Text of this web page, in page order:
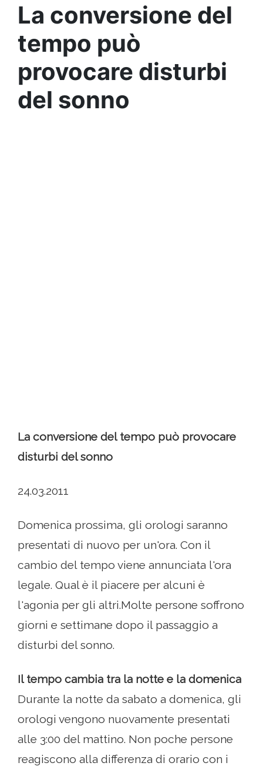
La conversione del
tempo può
provocare disturbi
del sonno
La conversione del tempo può provocare
disturbi del sonno
24.03.2011
Domenica prossima, gli orologi saranno
presentati di nuovo per un'ora. Con il
cambio del tempo viene annunciata l'ora
legale. Qual è il piacere per alcuni è
l'agonia per gli altri.Molte persone soffrono
giorni e settimane dopo il passaggio a
disturbi del sonno.
Il tempo cambia tra la notte e la domenica
Durante la notte da sabato a domenica, gli
orologi vengono nuovamente presentati
alle 3:00 del mattino. Non poche persone
reagiscono alla differenza di orario con i